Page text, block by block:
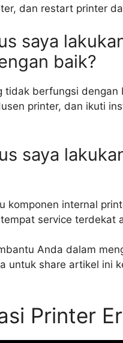
dan restart printer
saya
baik?
tidak berfungsi
printer, dan ikuti
saya
komponen internal
service terdekat
Anda dalam
untuk share artikel ini
Printer